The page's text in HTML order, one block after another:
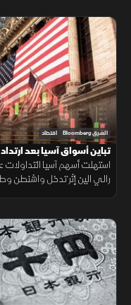
الشرق Bloomberg اقتصاد
تباين أسواق آسيا بعد
التوقعات
استهلت أسهم آسيا
رالي الين إثر تدخل واشنطن